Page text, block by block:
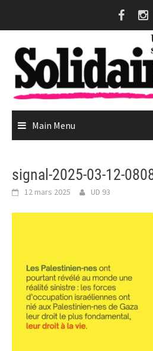
Main Menu
signal-2025-03-12-
12 mars 2025 UD 93